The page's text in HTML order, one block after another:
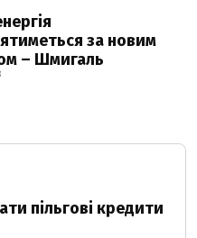
за новим
– Шмигаль
пільгові кредити